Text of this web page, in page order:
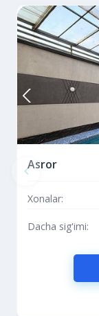
Asror
Xonalar:
Dacha sig'imi: